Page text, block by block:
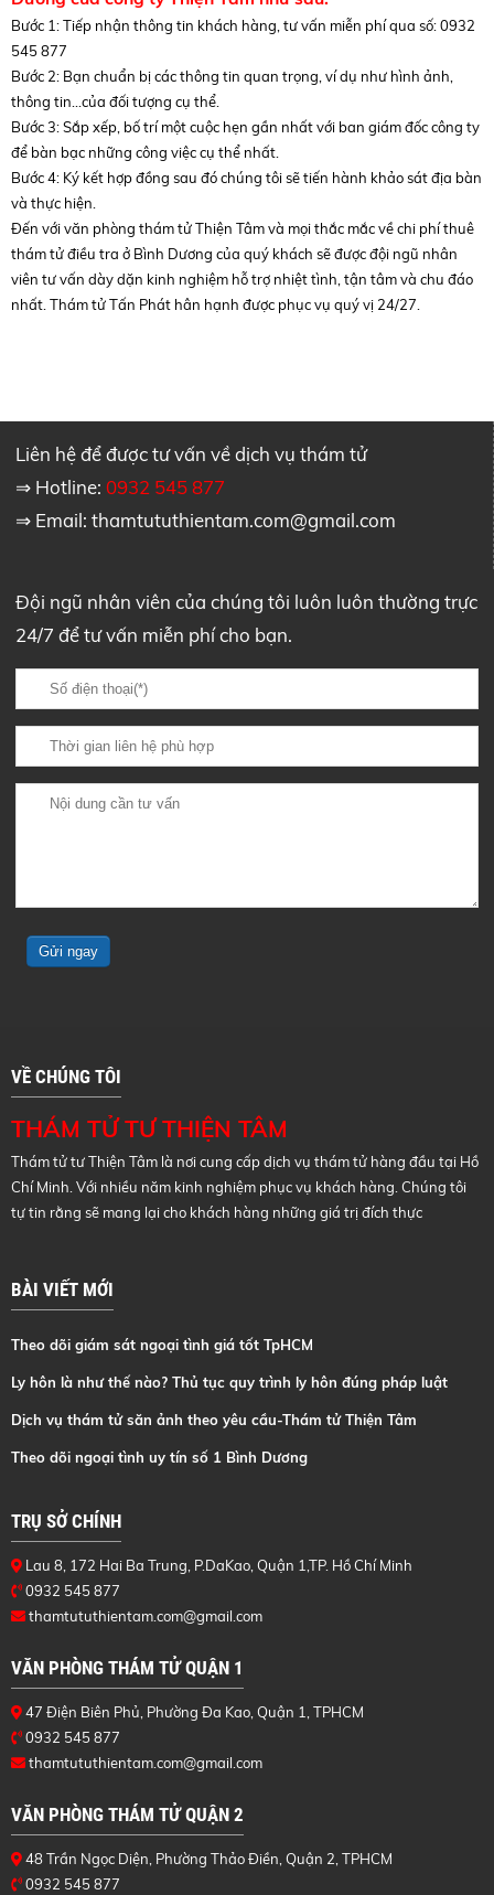
Bước 1: Tiếp nhận thông tin khách hàng, tư vấn miễn phí qua số: 0932
545 877
Bước 2: Bạn chuẩn bị các thông tin quan trọng, ví dụ như hình ảnh,
thông tin…của đối tượng cụ thể.
Bước 3: Sắp xếp, bố trí một cuộc hẹn gần nhất với ban giám đốc công ty
để bàn bạc những công việc cụ thể nhất.
Bước 4: Ký kết hợp đồng sau đó chúng tôi sẽ tiến hành khảo sát địa bàn
và thực hiện.
Đến với văn phòng thám tử Thiện Tâm và mọi thắc mắc về chi phí thuê
thám tử điều tra ở Bình Dương của quý khách sẽ được đội ngũ nhân
viên tư vấn dày dặn kinh nghiệm hỗ trợ nhiệt tình, tận tâm và chu đáo
nhất. Thám tử Tấn Phát hân hạnh được phục vụ quý vị 24/27.
Liên hệ để được tư vấn về dịch vụ thám tử
⇒ Hotline:0932 545 877
⇒ Email:thamtututhientam.com@gmail.com
Đội ngũ nhân viên của chúng tôi luôn luôn thường trực
24/7 để tư vấn miễn phí cho bạn.
VỀ CHÚNG TÔI
THÁM TỬ TƯ THIỆN TÂM
Thám tử tư Thiện Tâm là nơi cung cấp dịch vụ thám tử hàng đầu tại Hồ
Chí Minh. Với nhiều năm kinh nghiệm phục vụ khách hàng. Chúng tôi
tự tin rằng sẽ mang lại cho khách hàng những giá trị đích thực
BÀI VIẾT MỚI
Theo dõi giám sát ngoại tình giá tốt TpHCM
Ly hôn là như thế nào? Thủ tục quy trình ly hôn đúng pháp luật
Dịch vụ thám tử săn ảnh theo yêu cầu-Thám tử Thiện Tâm
Theo dõi ngoại tình uy tín số 1 Bình Dương
TRỤ SỞ CHÍNH
Lau 8, 172 Hai Ba Trung, P.DaKao, Quận 1,TP. Hồ Chí Minh
0932 545 877
thamtututhientam.com@gmail.com
VĂN PHÒNG THÁM TỬ QUẬN 1
47 Điện Biên Phủ, Phường Đa Kao, Quận 1, TPHCM
0932 545 877
thamtututhientam.com@gmail.com
VĂN PHÒNG THÁM TỬ QUẬN 2
48 Trần Ngọc Diện, Phường Thảo Điền, Quận 2, TPHCM
0932 545 877